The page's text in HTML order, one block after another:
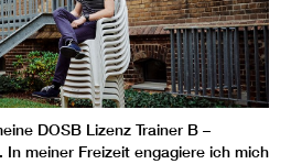
DOSB Lizenz Trainer B –
meiner Freizeit engagiere ich mich